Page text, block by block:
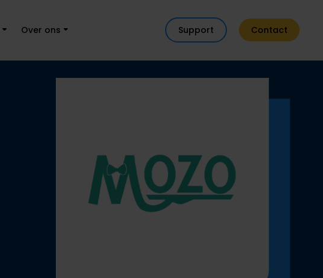
Over ons Support Contact